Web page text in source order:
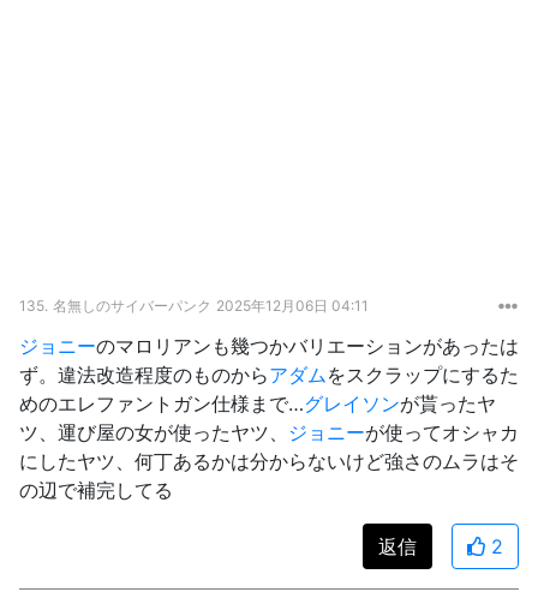
135. 名無しのサイバーパンク 2025年12月06日 04:11
ジョニーのマロリアンも幾つかバリエーションがあったは
ず。違法改造程度のものからアダム をスクラップにするた
めのエレファントガン仕様まで…グレイソンが貰ったヤ
ツ、運び屋の女が使ったヤツ、 ジョニーが使ってオシャカ
にしたヤツ、何丁あるかは分からないけど強さのムラはそ
の辺で補完してる
返信 2